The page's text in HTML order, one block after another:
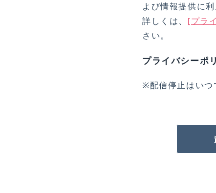
よび情報提供に利
詳しくは、 [プラ
さい。
プライバシーポ
※配信停止はいつ